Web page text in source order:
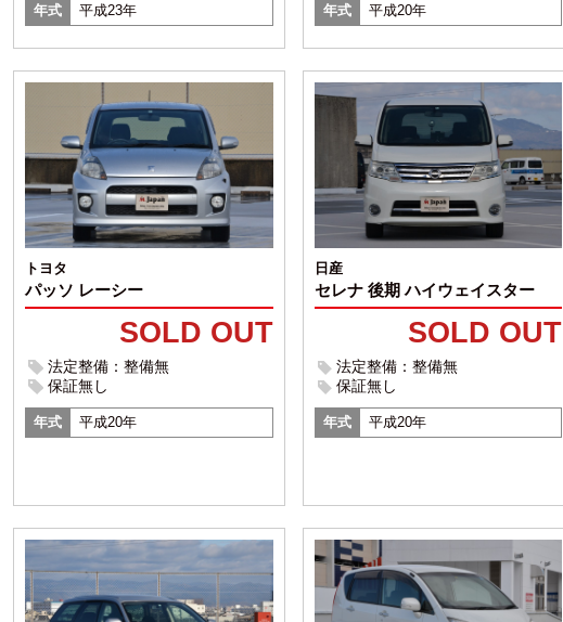
年式 平成23年 年式 平成20年
トヨタ
パッソ レーシー
SOLD OUT
法定整備：整備無
保証無し
年式 平成20年
日産
セレナ 後期 ハイウェイスター
SOLD OUT
法定整備：整備無
保証無し
年式 平成20年